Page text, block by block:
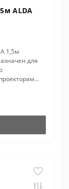
ALDA
1,5м
для